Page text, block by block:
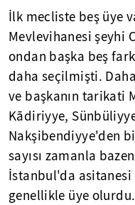
İlk mecliste beş üye
Mevlevihanesi şeyhi
ondan başka beş
daha seçilmişti. Daha
ve başkanın tarikati
Kādiriyye,
Nakşibendiyye'den
sayısı zamanla
İstanbul'da
genellikle üye